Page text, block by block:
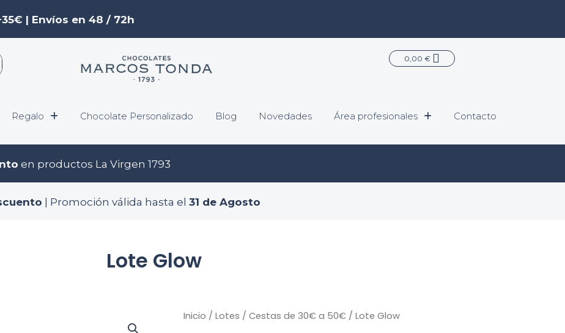
| Envíos en 48 / 72h
0,00 € Carrito
Regalo Chocolate Personalizado Blog Novedades Área profesionales Contacto
en productos La Virgen 1793
| Promoción válida hasta el 31 de Agosto
Lote Glow
Inicio / Lotes / Cestas de 30€ a 50€ / Lote Glow
El El
Lote